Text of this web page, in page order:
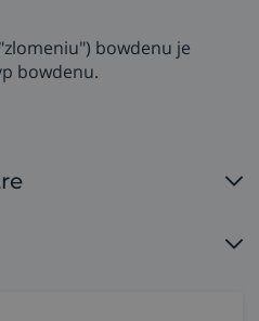
bowdenu je
bowdenu.